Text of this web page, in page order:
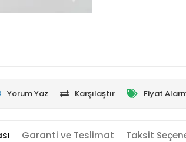
Yorum Yaz Karşılaştır Fiyat
Garanti ve Teslimat Taksit